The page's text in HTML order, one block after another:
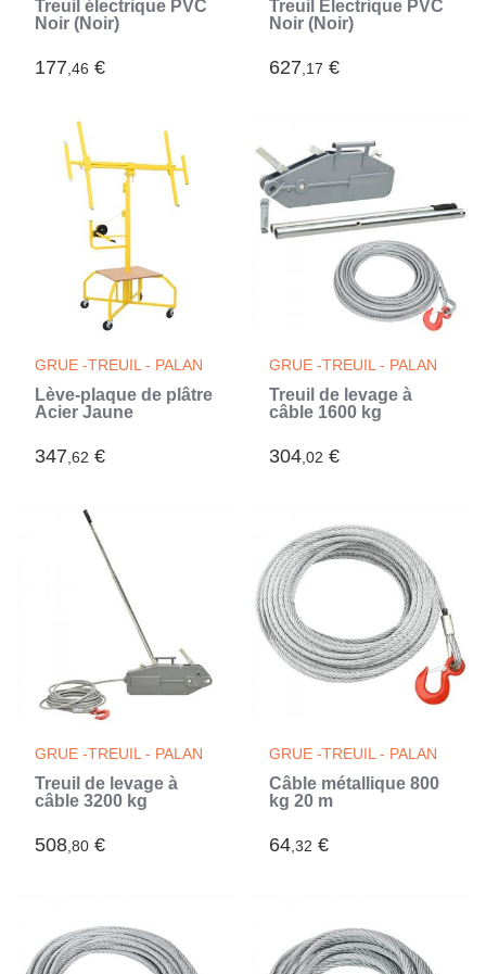
Treuil électrique PVC
Noir (Noir)
177,46 €
Treuil Électrique PVC
Noir (Noir)
627,17 €
GRUE -TREUIL - PALAN
Lève-plaque de plâtre
Acier Jaune
347,62 €
GRUE -TREUIL - PALAN
Treuil de levage à
câble 1600 kg
304,02 €
GRUE -TREUIL - PALAN
Treuil de levage à
câble 3200 kg
508,80 €
GRUE -TREUIL - PALAN
Câble métallique 800
kg 20 m
64,32 €